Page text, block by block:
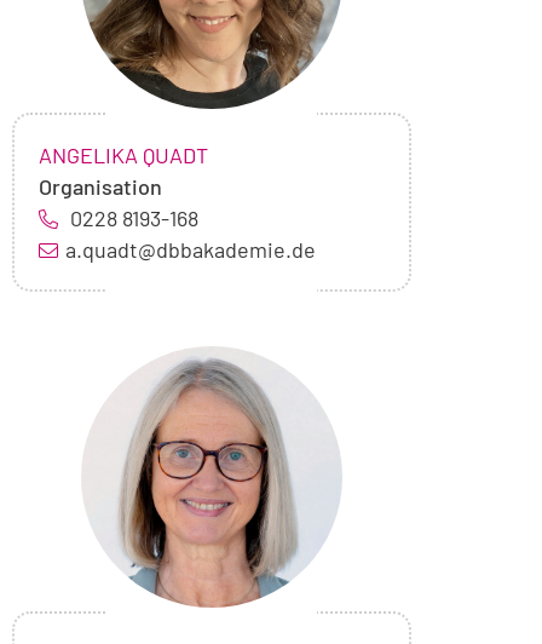
NAME:
ANGELIKA QUADT,
Organisation
0228 8193-168
a.quadt@dbbakademie.de
Foto
von
Lioba
Kumpf